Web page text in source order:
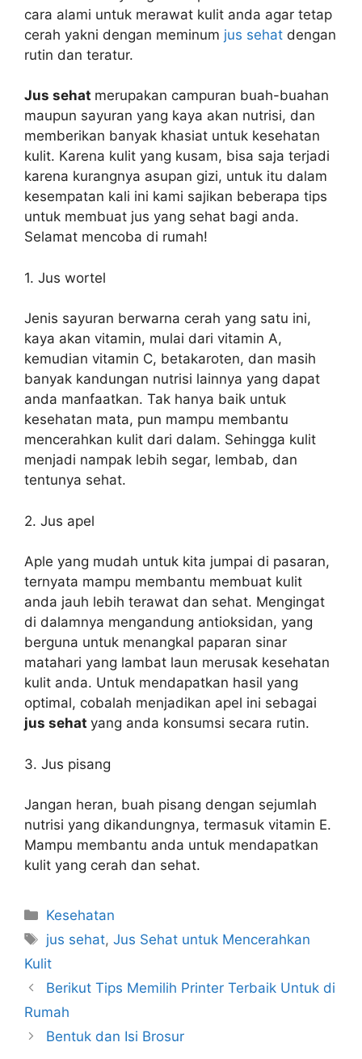
cara alami untuk merawat kulit anda agar tetap
cerah yakni dengan meminum jus sehat dengan
rutin dan teratur.
Jus sehat merupakan campuran buah-buahan
maupun sayuran yang kaya akan nutrisi, dan
memberikan banyak khasiat untuk kesehatan
kulit. Karena kulit yang kusam, bisa saja terjadi
karena kurangnya asupan gizi, untuk itu dalam
kesempatan kali ini kami sajikan beberapa tips
untuk membuat jus yang sehat bagi anda.
Selamat mencoba di rumah!
1. Jus wortel
Jenis sayuran berwarna cerah yang satu ini,
kaya akan vitamin, mulai dari vitamin A,
kemudian vitamin C, betakaroten, dan masih
banyak kandungan nutrisi lainnya yang dapat
anda manfaatkan. Tak hanya baik untuk
kesehatan mata, pun mampu membantu
mencerahkan kulit dari dalam. Sehingga kulit
menjadi nampak lebih segar, lembab, dan
tentunya sehat.
2. Jus apel
Aple yang mudah untuk kita jumpai di pasaran,
ternyata mampu membantu membuat kulit
anda jauh lebih terawat dan sehat. Mengingat
di dalamnya mengandung antioksidan, yang
berguna untuk menangkal paparan sinar
matahari yang lambat laun merusak kesehatan
kulit anda. Untuk mendapatkan hasil yang
optimal, cobalah menjadikan apel ini sebagai
jus sehat yang anda konsumsi secara rutin.
3. Jus pisang
Jangan heran, buah pisang dengan sejumlah
nutrisi yang dikandungnya, termasuk vitamin E.
Mampu membantu anda untuk mendapatkan
kulit yang cerah dan sehat.
Kategori
Kesehatan
Tag
jus sehat,Jus Sehat untuk Mencerahkan
Kulit
Berikut Tips Memilih Printer Terbaik Untuk di
Rumah
Bentuk dan Isi Brosur